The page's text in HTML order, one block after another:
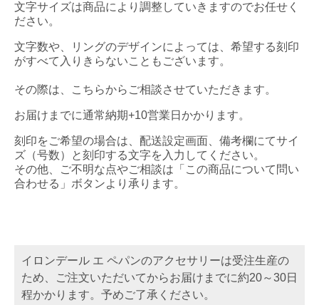
文字サイズは商品により調整していきますのでお任せく
ださい。
文字数や、リングのデザインによっては、希望する刻印
がすべて入りきらないこともございます。
その際は、こちらからご相談させていただきます。
お届けまでに通常納期+10営業日かかります。
刻印をご希望の場合は、配送設定画面、備考欄にてサイ
ズ（号数）と刻印する文字を入力してください。
その他、ご不明な点やご相談は「この商品について問い
合わせる」ボタンより承ります。
イロンデール エ ペパンのアクセサリーは受注生産の
ため、ご注文いただいてからお届けまでに約20～30日
程かかります。予めご了承ください。